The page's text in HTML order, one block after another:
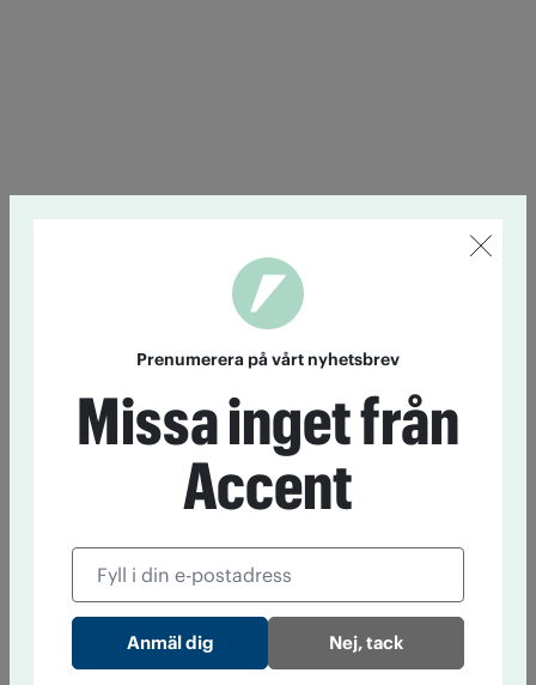
Prenumerera på vårt nyhetsbrev
Missa inget från
Accent
Nej, tack